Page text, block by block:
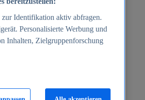
zur Identifikation aktiv abfragen.
Personalisierte Werbung und
Inhalten, Zielgruppenforschung